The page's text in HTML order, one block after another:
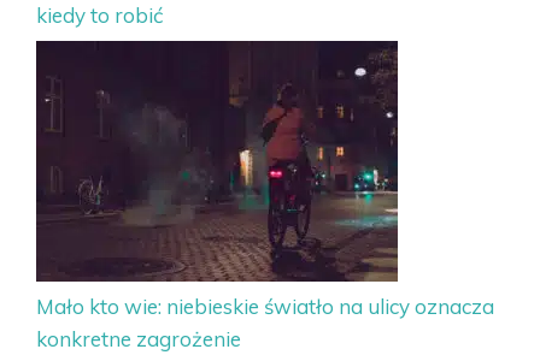
kiedy to robić
Mało kto wie: niebieskie światło na ulicy oznacza
konkretne zagrożenie